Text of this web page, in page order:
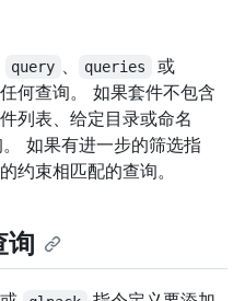
query 、 queries 或
何查询。 如果套件不包含
列表、给定目录或命名
如果有进一步的筛选指
约束相匹配的查询。
询